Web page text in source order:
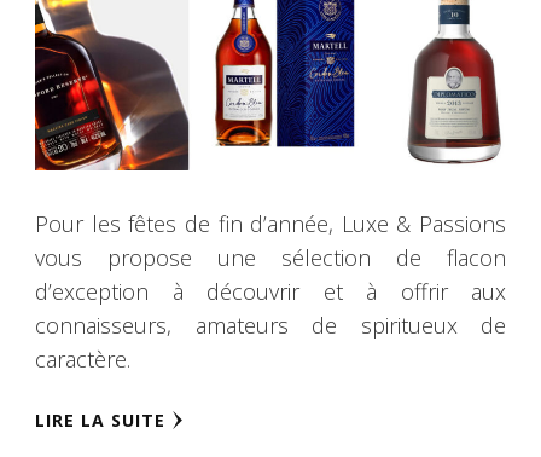
Pour les fêtes de fin d’année, Luxe & Passions
vous propose une sélection de flacon
d’exception à découvrir et à offrir aux
connaisseurs, amateurs de spiritueux de
caractère.
LIRE LA SUITE